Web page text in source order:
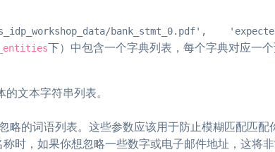
bank_stmt_0.pdf',
下）中包含一个字典列表，每个字典对应一
文本字符串列表。
略的词语列表。这些参数应该用于防止模糊匹配匹配
时，如果你想忽略一些数字或电子邮件地址，这将